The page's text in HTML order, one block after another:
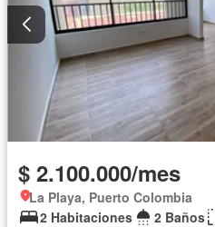
$ 2.100.000/mes
La Playa, Puerto Colombia
2 Habitaciones
2 Baños